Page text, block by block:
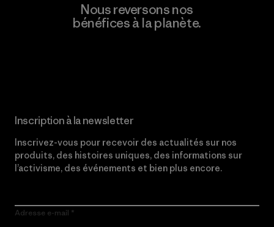
Nous reversons nos
bénéfices à la planète.
Inscription à la newsletter
Inscrivez-vous pour recevoir des actualités sur nos
produits, des histoires uniques, des informations sur
l’activisme, des événements et bien plus encore.
Adresse e-mail